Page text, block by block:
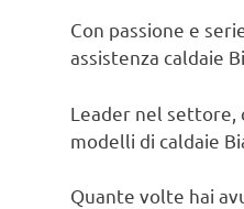
Con passione e
assistenza caldaie
Leader nel settore,
modelli di caldaie
Quante volte hai